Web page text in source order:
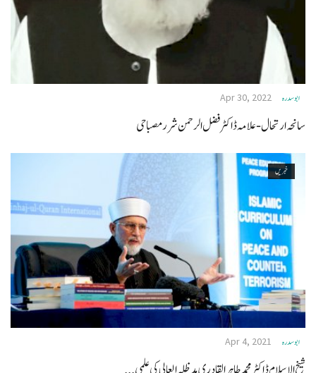
ابو سدره Apr 30, 2022
سانحہ ارتحال- علامہ ڈاکٹر فضل الرحمن شرر مصباحی
خبریں
ابو سدره Apr 4, 2021